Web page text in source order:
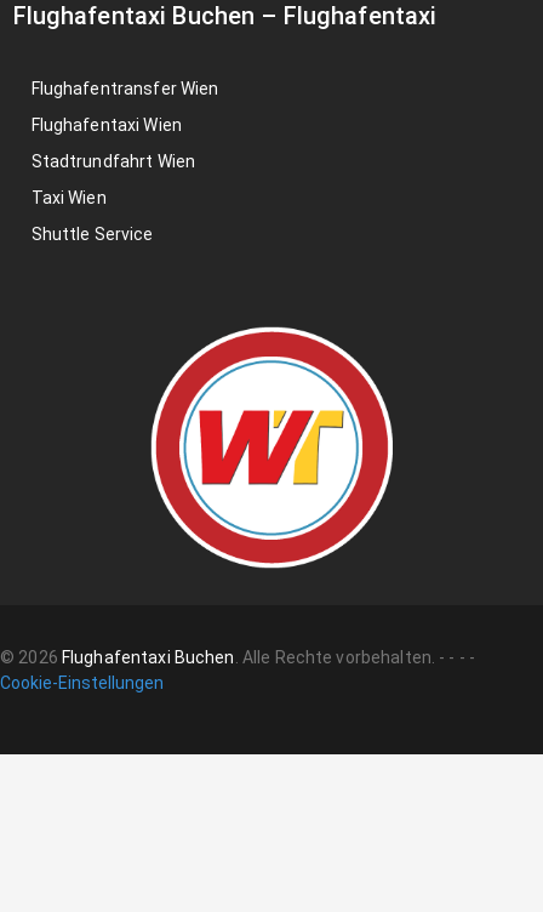
Flughafentaxi Buchen – Flughafentaxi
Flughafentransfer Wien
Flughafentaxi Wien
Stadtrundfahrt Wien
Taxi Wien
Shuttle Service
© 2026 Flughafentaxi Buchen. Alle Rechte vorbehalten. - - - -
Cookie-Einstellungen